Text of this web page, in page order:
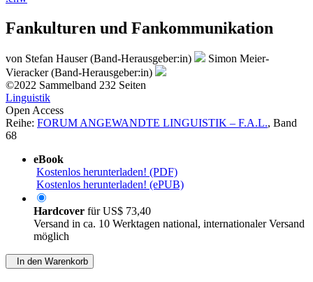
Fankulturen und Fankommunikation
von Stefan Hauser (Band-Herausgeber:in)
Simon Meier-
Vieracker (Band-Herausgeber:in)
©2022 Sammelband 232 Seiten
Linguistik
Open Access
Reihe: FORUM ANGEWANDTE LINGUISTIK – F.A.L., Band
68
eBook
Kostenlos herunterladen! (PDF)
Kostenlos herunterladen! (ePUB)
Hardcover fürUS$ 73,40
Versand in ca. 10 Werktagen national, internationaler Versand
möglich
In den Warenkorb